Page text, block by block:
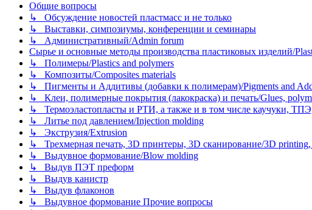
Общие вопросы
↳ Обсуждение новостей пластмасс и не только
↳ Выставки, симпозиумы, конференции и семинары
↳ Административный/Admin forum
Сырье и основные методы производства пластиковых изделий/
↳ Полимеры/Plastics and polymers
↳ Композиты/Сomposites materials
↳ Пигменты и Аддитивы (добавки к полимерам)/Pigments and
↳ Клеи, полимерные покрытия (лакокраска) и печать/Glues,
↳ Термоэластопласты и РТИ, а также и в том числе каучуки,
↳ Литье под давлением/Injection molding
↳ Экструзия/Extrusion
↳ Трехмерная печать, 3D принтеры, 3D сканирование/3D printing,
↳ Выдувное формование/Blow molding
↳ Выдув ПЭТ преформ
↳ Выдув канистр
↳ Выдув флаконов
↳ Выдувное формование Прочие вопросы